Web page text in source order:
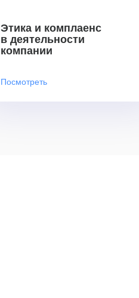
Этика и комплаенс
в деятельности
компании
Посмотреть